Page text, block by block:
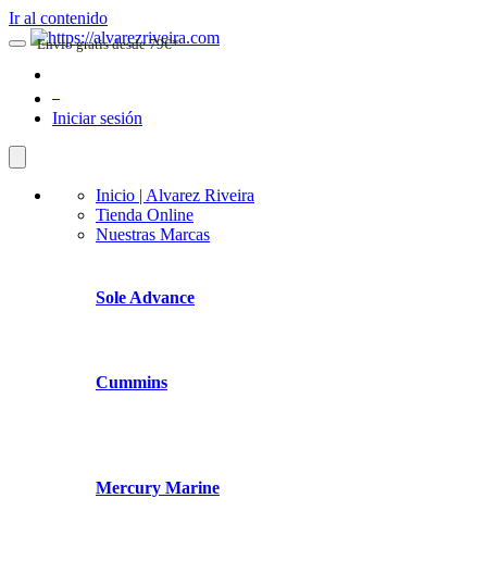
Ir al contenido
Iniciar sesión
Inicio | Alvarez Riveira
Tienda Online
Nuestras Marcas
Sole Advance
Cummins
Mercury Marine
Envio gratis desde 79€*